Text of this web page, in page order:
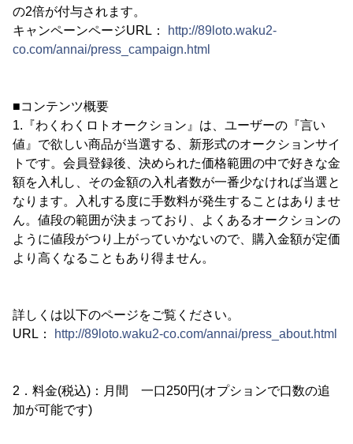
の2倍が付与されます。
キャンペーンページURL：
http://89loto.waku2-
co.com/annai/press_campaign.html
■コンテンツ概要
1.『わくわくロトオークション』は、ユーザーの『言い
値』で欲しい商品が当選する、新形式のオークションサイ
トです。会員登録後、決められた価格範囲の中で好きな金
額を入札し、その金額の入札者数が一番少なければ当選と
なります。入札する度に手数料が発生することはありませ
ん。値段の範囲が決まっており、よくあるオークションの
ように値段がつり上がっていかないので、購入金額が定価
より高くなることもあり得ません。
詳しくは以下のページをご覧ください。
URL：
http://89loto.waku2-co.com/annai/press_about.html
2．料金(税込)：月間 一口250円(オプションで口数の追
加が可能です)